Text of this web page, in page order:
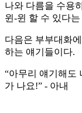
나와 다름을 수용
윈-윈 할 수 있다
다음은 부부대화
하는 얘기들이다.
“아무리 얘기해도
가 나요!” - 아내